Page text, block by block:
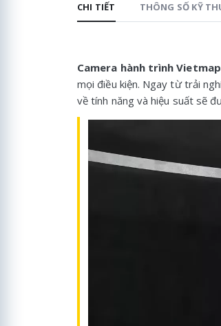
CHI TIẾT THÔNG SỐ KỸ
Camera hành trình Vietmap
mọi điều kiện. Ngay từ trải
về tính năng và hiệu suất sẽ